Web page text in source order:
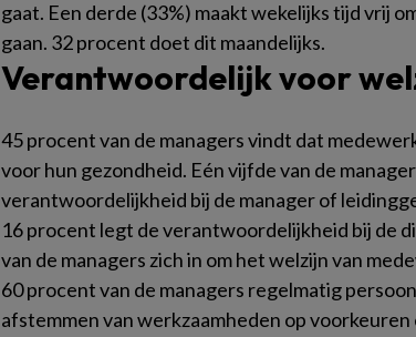
gaat. Een derde (33%) maakt wekelijks tijd vrij
gaan. 32 procent doet dit maandelijks.
Verantwoordelijk voor
45 procent van de managers vindt dat
voor hun gezondheid. Eén vijfde van de
verantwoordelijkheid bij de manager of
16 procent legt de verantwoordelijkheid bij de
van de managers zich in om het welzijn van
60 procent van de managers regelmatig
afstemmen van werkzaamheden op